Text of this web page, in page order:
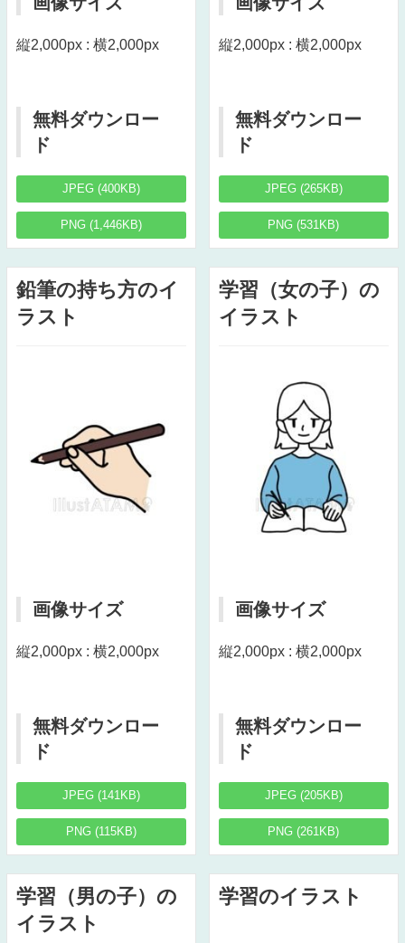
縦2,000px : 横2,000px
無料ダウンロー
ド
JPEG (400KB)
PNG (1,446KB)
縦2,000px : 横2,000px
無料ダウンロー
ド
JPEG (265KB)
PNG (531KB)
鉛筆の持ち方のイ
ラスト
画像サイズ
縦2,000px : 横2,000px
無料ダウンロー
ド
JPEG (141KB)
PNG (115KB)
学習（女の子）の
イラスト
画像サイズ
縦2,000px : 横2,000px
無料ダウンロー
ド
JPEG (205KB)
PNG (261KB)
学習（男の子）の
イラスト
学習のイラスト